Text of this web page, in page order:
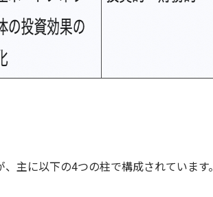
、主に以下の4つの柱で構成されています。